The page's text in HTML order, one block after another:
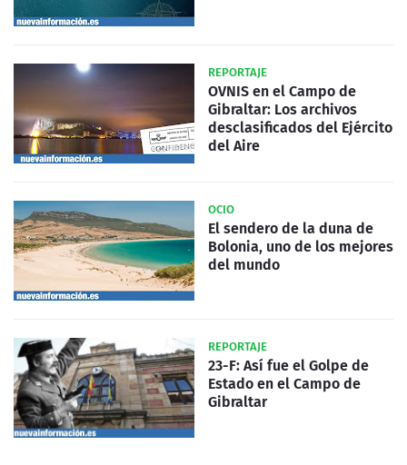
REPORTAJE
OVNIS en el Campo de
Gibraltar: Los archivos
desclasificados del Ejército
del Aire
OCIO
El sendero de la duna de
Bolonia, uno de los mejores
del mundo
REPORTAJE
23-F: Así fue el Golpe de
Estado en el Campo de
Gibraltar